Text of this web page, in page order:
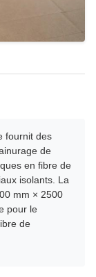
fournit des
de
en fibre de
isolants. La
mm × 2500
pour le
de